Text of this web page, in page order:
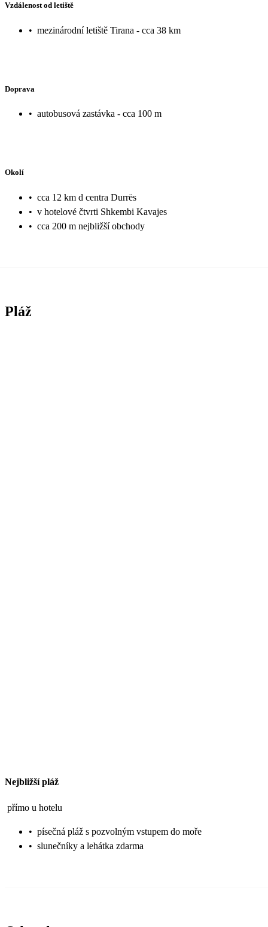
Vzdálenost od letiště
• mezinárodní letiště Tirana - cca 38 km
Doprava
• autobusová zastávka - cca 100 m
Okolí
• cca 12 km d centra Durrës
• v hotelové čtvrti Shkembi Kavajes
• cca 200 m nejbližší obchody
Pláž
Nejbližší pláž
přímo u hotelu
• písečná pláž s pozvolným vstupem do moře
• slunečníky a lehátka zdarma